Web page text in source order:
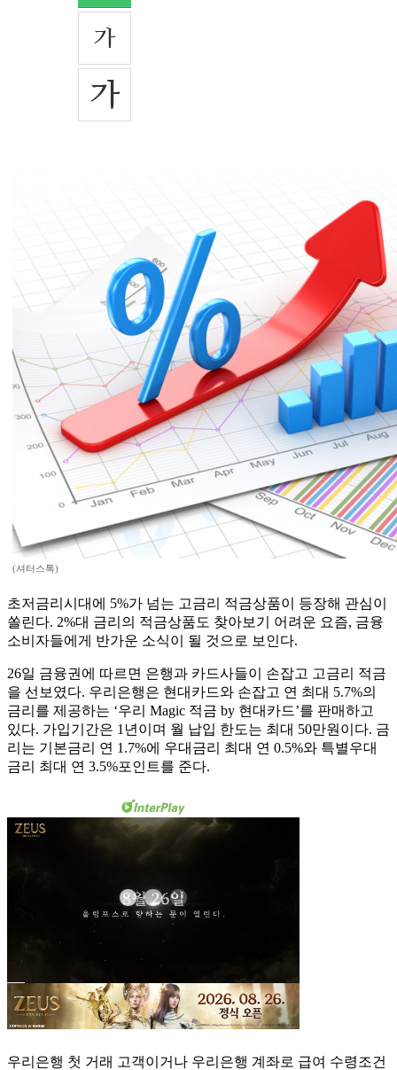
(셔터스톡)
초저금리시대에 5%가 넘는 고금리 적금상품이 등장해 관심이
쏠린다. 2%대 금리의 적금상품도 찾아보기 어려운 요즘, 금융
소비자들에게 반가운 소식이 될 것으로 보인다.
26일 금융권에 따르면 은행과 카드사들이 손잡고 고금리 적금
을 선보였다. 우리은행은 현대카드와 손잡고 연 최대 5.7%의
금리를 제공하는 ‘우리 Magic 적금 by 현대카드’를 판매하고
있다. 가입기간은 1년이며 월 납입 한도는 최대 50만원이다. 금
리는 기본금리 연 1.7%에 우대금리 최대 연 0.5%와 특별우대
금리 최대 연 3.5%포인트를 준다.
우리은행 첫 거래 고객이거나 우리은행 계좌로 급여 수령조건